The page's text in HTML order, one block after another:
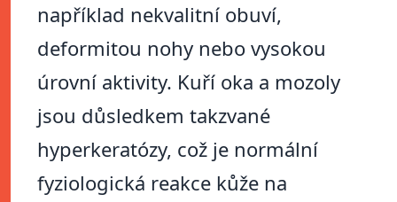
například nekvalitní obuví,
deformitou nohy nebo vysokou
úrovní aktivity. Kuří oka a mozoly
jsou důsledkem takzvané
hyperkeratózy, což je normální
fyziologická reakce kůže na